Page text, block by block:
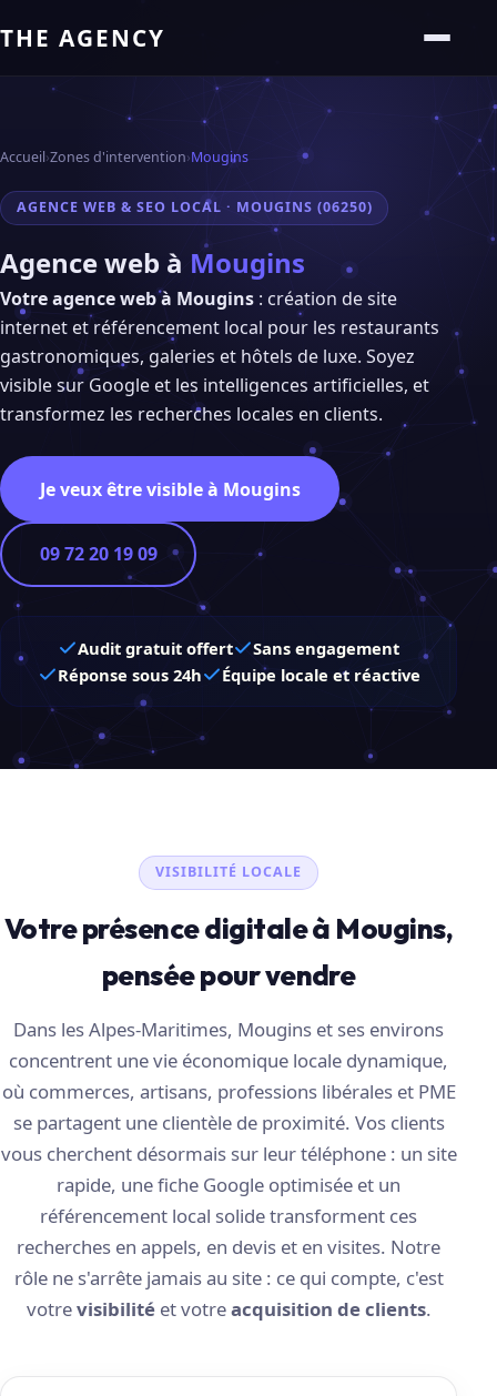
THE AGENCY
Accueil›Zones d'intervention›Mougins
AGENCE WEB & SEO LOCAL · MOUGINS (06250)
Agence web à Mougins
Votre agence web à Mougins : création de site
internet et référencement local pour les restaurants
gastronomiques, galeries et hôtels de luxe. Soyez
visible sur Google et les intelligences artificielles, et
transformez les recherches locales en clients.
Je veux être visible à Mougins
09 72 20 19 09
Audit gratuit offert
Sans engagement
Réponse sous 24h
Équipe locale et réactive
VISIBILITÉ LOCALE
Votre présence digitale à Mougins,
pensée pour vendre
Dans les Alpes-Maritimes, Mougins et ses environs
concentrent une vie économique locale dynamique,
où commerces, artisans, professions libérales et PME
se partagent une clientèle de proximité. Vos clients
vous cherchent désormais sur leur téléphone : un site
rapide, une fiche Google optimisée et un
référencement local solide transforment ces
recherches en appels, en devis et en visites. Notre
rôle ne s'arrête jamais au site : ce qui compte, c'est
votrevisibilitéet votreacquisition de clients.